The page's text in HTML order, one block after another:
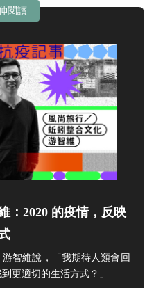
閱讀
：2020 的疫情，反映
智維說，「我期待人類會回
更適切的生活方式？ 」